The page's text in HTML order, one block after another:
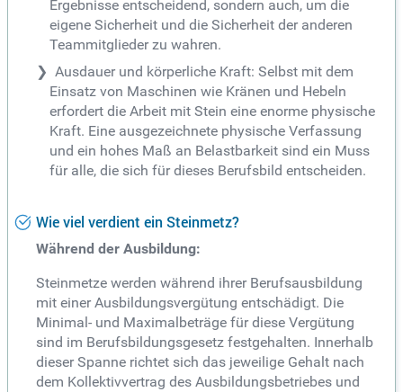
Ergebnisse entscheidend, sondern auch, um die
eigene Sicherheit und die Sicherheit der anderen
Teammitglieder zu wahren.
Ausdauer und körperliche Kraft: Selbst mit dem
Einsatz von Maschinen wie Kränen und Hebeln
erfordert die Arbeit mit Stein eine enorme physische
Kraft. Eine ausgezeichnete physische Verfassung
und ein hohes Maß an Belastbarkeit sind ein Muss
für alle, die sich für dieses Berufsbild entscheiden.
Wie viel verdient ein Steinmetz?
Während der Ausbildung:
Steinmetze werden während ihrer Berufsausbildung
mit einer Ausbildungsvergütung entschädigt. Die
Minimal- und Maximalbeträge für diese Vergütung
sind im Berufsbildungsgesetz festgehalten. Innerhalb
dieser Spanne richtet sich das jeweilige Gehalt nach
dem Kollektivvertrag des Ausbildungsbetriebes und